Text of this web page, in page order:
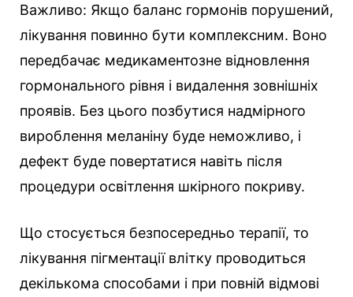
Важливо: Якщо баланс гормонів порушений,
лікування повинно бути комплексним. Воно
передбачає медикаментозне відновлення
гормонального рівня і видалення зовнішніх
проявів. Без цього позбутися надмірного
вироблення меланіну буде неможливо, і
дефект буде повертатися навіть після
процедури освітлення шкірного покриву.
Що стосується безпосередньо терапії, то
лікування пігментації влітку проводиться
декількома способами і при повній відмові